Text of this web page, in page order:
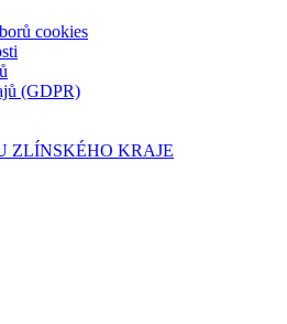
cookies
(GDPR)
ZLÍNSKÉHO KRAJE